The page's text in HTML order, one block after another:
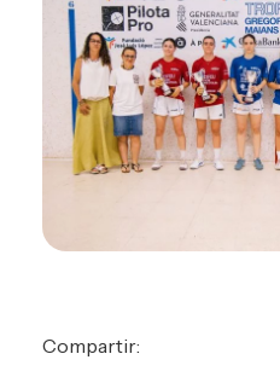
Compartir: